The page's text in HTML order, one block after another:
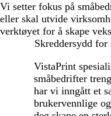
Vi setter fokus på
eller skal utvide
verktøyet for å skape
Skreddersydd for
VistaPrint
småbedrifter
har vi inngått et
brukervennlige